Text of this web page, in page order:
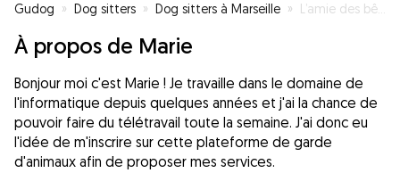
Gudog » Dog sitters » Dog sitters à Marseille » L’amie des bêtes
À propos de Marie
Bonjour moi c'est Marie ! Je travaille dans le domaine de
l'informatique depuis quelques années et j'ai la chance de
pouvoir faire du télétravail toute la semaine. J'ai donc eu
l'idée de m'inscrire sur cette plateforme de garde
d'animaux afin de proposer mes services.